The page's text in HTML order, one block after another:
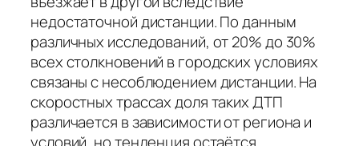
недостаточной дистанции. По данным
различных исследований, от 20% до 30%
всех столкновений в городских условиях
связаны с несоблюдением дистанции. На
скоростных трассах доля таких ДТП
различается в зависимости от региона и
условий, но тенденция остаётся